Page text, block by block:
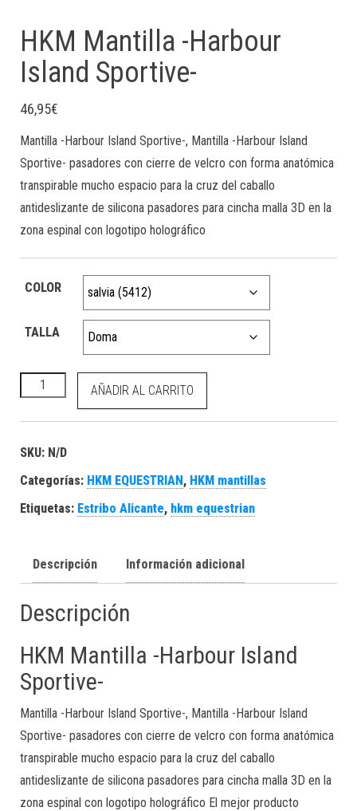
HKM Mantilla -Harbour
Island Sportive-
46,95€
Mantilla -Harbour Island Sportive-, Mantilla -Harbour Island
Sportive- pasadores con cierre de velcro con forma anatómica
transpirable mucho espacio para la cruz del caballo
antideslizante de silicona pasadores para cincha malla 3D en la
zona espinal con logotipo holográfico
COLOR
TALLA
HKM Mantilla -Harbour Island Sportive- cantidad
AÑADIR AL CARRITO
SKU: N/D
Categorías: HKM EQUESTRIAN, HKM mantillas
Etiquetas: Estribo Alicante, hkm equestrian
Descripción Información adicional
Descripción
HKM Mantilla -Harbour Island
Sportive-
Mantilla -Harbour Island Sportive-, Mantilla -Harbour Island
Sportive- pasadores con cierre de velcro con forma anatómica
transpirable mucho espacio para la cruz del caballo
antideslizante de silicona pasadores para cincha malla 3D en la
zona espinal con logotipo holográfico El mejor producto